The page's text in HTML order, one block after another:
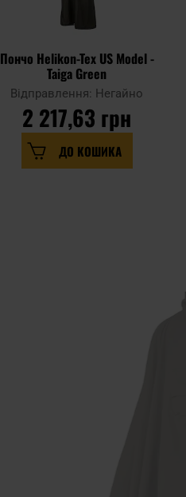
Пончо Helikon-Tex US Model -
Taiga Green
Відправлення: Негайно
2 217,63 грн
ДО КОШИКА